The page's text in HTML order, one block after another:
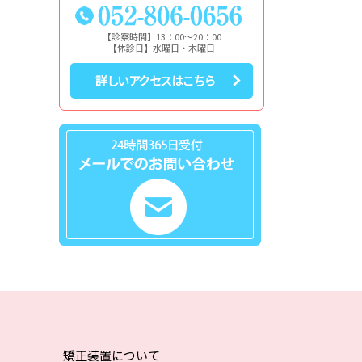
【診察時間】13：00～20：00
【休診日】水曜日・木曜日
詳しいアクセスはこちら
矯正装置について